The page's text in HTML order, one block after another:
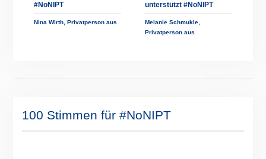
#NoNIPT
Nina Wirth, Privatperson aus
unterstützt #NoNIPT
Melanie Schmukle,
Privatperson aus
100 Stimmen für #NoNIPT